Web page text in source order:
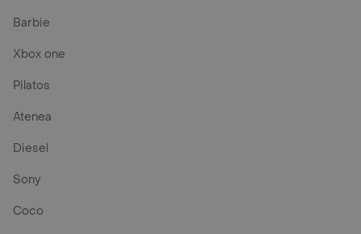
Barbie
Xbox one
Pilatos
Atenea
Diesel
Sony
Coco